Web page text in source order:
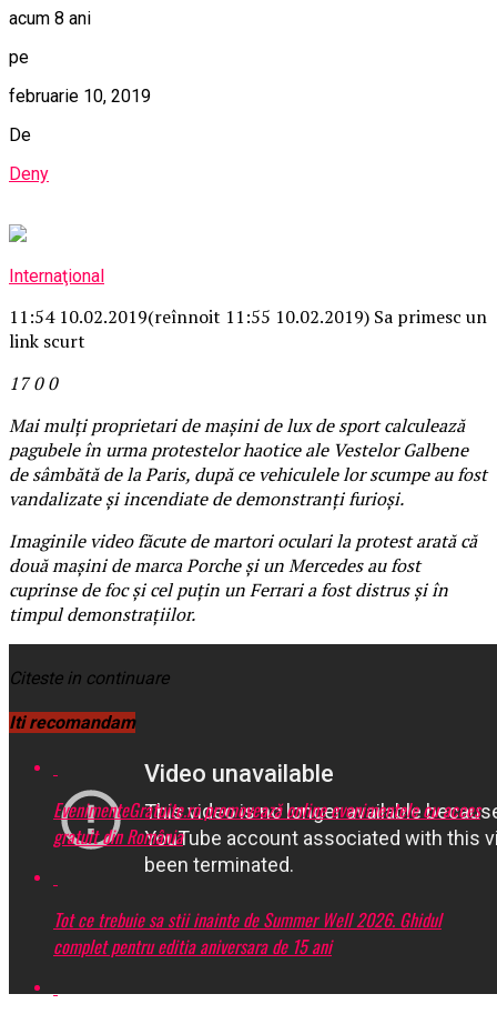
acum 8 ani
pe
februarie 10, 2019
De
Deny
Internaţional
11:54 10.02.2019(reînnoit 11:55 10.02.2019) Sa primesc un
link scurt
1700
Mai mulți proprietari de mașini de lux de sport calculează
pagubele în urma protestelor haotice ale Vestelor Galbene
de sâmbătă de la Paris, după ce vehiculele lor scumpe au fost
vandalizate și incendiate de demonstranți furioși.
Imaginile video făcute de martori oculari la protest arată că
două maşini de marca Porche și un Mercedes au fost
cuprinse de foc și cel puțin un Ferrari a fost distrus și în
timpul demonstrațiilor.
Citeste in continuare
Iti recomandam
EvenimenteGratuite.ro promovează online evenimentele cu acces
gratuit din România
Tot ce trebuie sa stii inainte de Summer Well 2026. Ghidul
complet pentru editia aniversara de 15 ani